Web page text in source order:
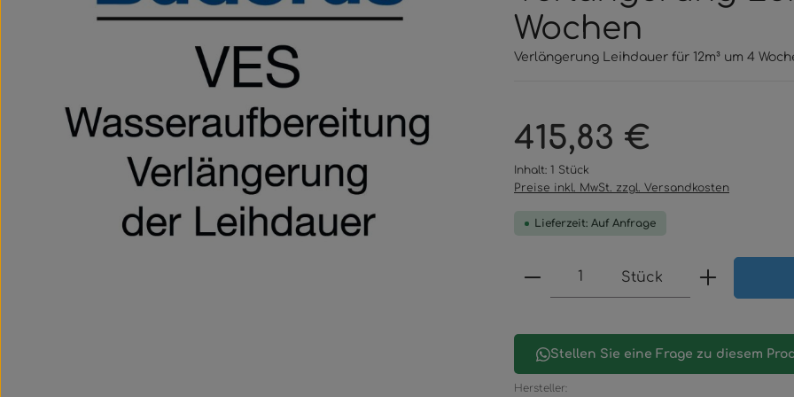
Wochen
Verlängerung Leihdauer für 12m³ um 4
Regulärer Preis:
415,83 €
Inhalt: 1 Stück
Preise inkl. MwSt. zzgl. Versandkosten
Lieferzeit: Auf Anfrage
Produkt Anzahl: Gib
Stück
Stellen Sie eine Frage zu diesem
Hersteller: